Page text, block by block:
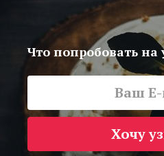
Что попробовать на
Хочу